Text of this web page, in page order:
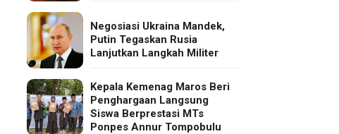
Negosiasi Ukraina Mandek,
Putin Tegaskan Rusia
Lanjutkan Langkah Militer
Kepala Kemenag Maros Beri
Penghargaan Langsung
Siswa Berprestasi MTs
Ponpes Annur Tompobulu